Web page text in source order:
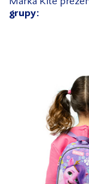
grupy: